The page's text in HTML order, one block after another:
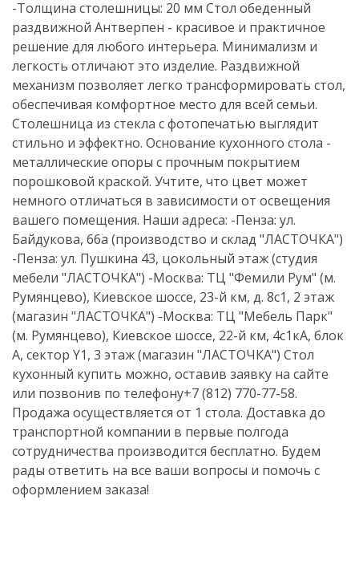
-Толщина столешницы: 20 мм Стол обеденный
раздвижной Антверпен - красивое и практичное
решение для любого интерьера. Минимализм и
легкость отличают это изделие. Раздвижной
механизм позволяет легко трансформировать стол,
обеспечивая комфортное место для всей семьи.
Столешница из стекла с фотопечатью выглядит
стильно и эффектно. Основание кухонного стола -
металлические опоры с прочным покрытием
порошковой краской. Учтите, что цвет может
немного отличаться в зависимости от освещения
вашего помещения. Наши адреса: -Пенза: ул.
Байдукова, 66а (производство и склад "ЛАСТОЧКА")
-Пенза: ул. Пушкина 43, цокольный этаж (студия
мебели "ЛАСТОЧКА") -Москва: ТЦ "Фемили Рум" (м.
Румянцево), Киевское шоссе, 23-й км, д. 8с1, 2 этаж
(магазин "ЛАСТОЧКА") -Москва: ТЦ "Мебель Парк"
(м. Румянцево), Киевское шоссе, 22-й км, 4с1кА, блок
А, сектор Y1, 3 этаж (магазин "ЛАСТОЧКА") Стол
кухонный купить можно, оставив заявку на сайте
или позвонив по телефону+7 (812) 770-77-58.
Продажа осуществляется от 1 стола. Доставка до
транспортной компании в первые полгода
сотрудничества производится бесплатно. Будем
рады ответить на все ваши вопросы и помочь с
оформлением заказа!